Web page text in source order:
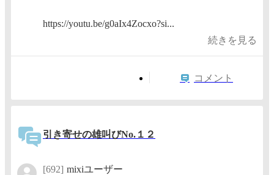
https://youtu.be/g0aIx4Zocxo?si...
続きを見る
コメント
引き寄せの雄叫びNo.１２
[692] mixiユーザー